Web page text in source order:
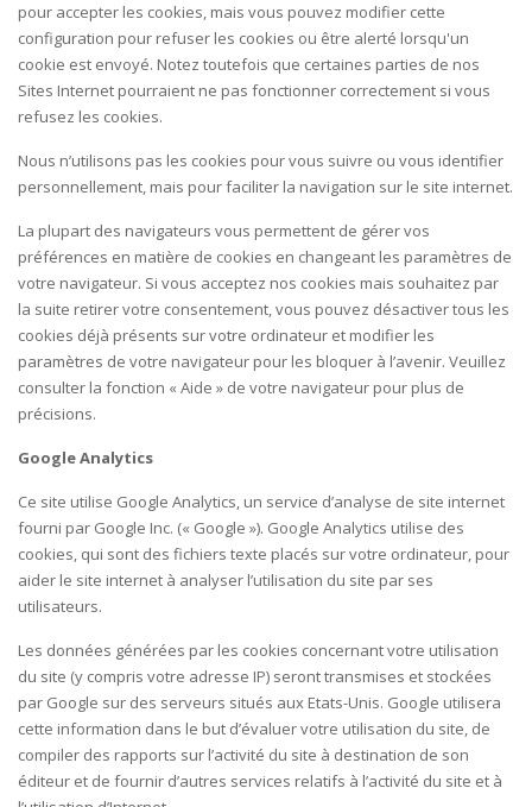
pour accepter les cookies, mais vous pouvez modifier cette
configuration pour refuser les cookies ou être alerté lorsqu'un
cookie est envoyé. Notez toutefois que certaines parties de nos
Sites Internet pourraient ne pas fonctionner correctement si vous
refusez les cookies.
Nous n’utilisons pas les cookies pour vous suivre ou vous identifier
personnellement, mais pour faciliter la navigation sur le site internet.
La plupart des navigateurs vous permettent de gérer vos
préférences en matière de cookies en changeant les paramètres de
votre navigateur. Si vous acceptez nos cookies mais souhaitez par
la suite retirer votre consentement, vous pouvez désactiver tous les
cookies déjà présents sur votre ordinateur et modifier les
paramètres de votre navigateur pour les bloquer à l’avenir. Veuillez
consulter la fonction « Aide » de votre navigateur pour plus de
précisions.
Google Analytics
Ce site utilise Google Analytics, un service d’analyse de site internet
fourni par Google Inc. (« Google »). Google Analytics utilise des
cookies, qui sont des fichiers texte placés sur votre ordinateur, pour
aider le site internet à analyser l’utilisation du site par ses
utilisateurs.
Les données générées par les cookies concernant votre utilisation
du site (y compris votre adresse IP) seront transmises et stockées
par Google sur des serveurs situés aux Etats-Unis. Google utilisera
cette information dans le but d’évaluer votre utilisation du site, de
compiler des rapports sur l’activité du site à destination de son
éditeur et de fournir d’autres services relatifs à l’activité du site et à